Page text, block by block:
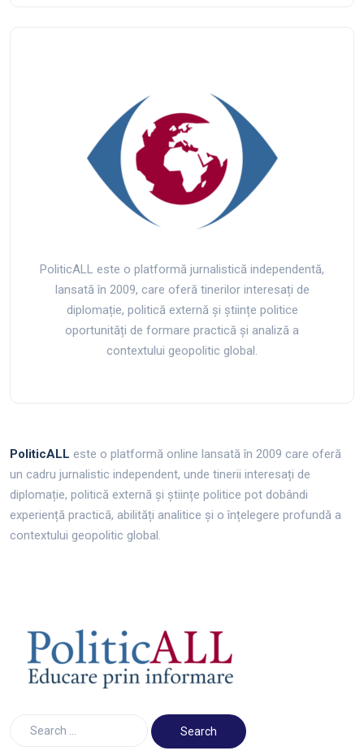
PoliticALL este o platformă jurnalistică independentă,
lansată în 2009, care oferă tinerilor interesați de
diplomație, politică externă și științe politice
oportunități de formare practică și analiză a
contextului geopolitic global.
PoliticALL este o platformă online lansată în 2009 care oferă
un cadru jurnalistic independent, unde tinerii interesați de
diplomație, politică externă și științe politice pot dobândi
experiență practică, abilități analitice și o înțelegere profundă a
contextului geopolitic global.